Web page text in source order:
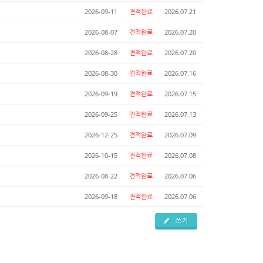
2026-09-11 견적완료 2026.07.21
2026-08-07 견적완료 2026.07.20
2026-08-28 견적완료 2026.07.20
2026-08-30 견적완료 2026.07.16
2026-09-19 견적완료 2026.07.15
2026-09-25 견적완료 2026.07.13
2026-12-25 견적완료 2026.07.09
2026-10-15 견적완료 2026.07.08
2026-08-22 견적완료 2026.07.06
2026-09-18 견적완료 2026.07.06
쓰기